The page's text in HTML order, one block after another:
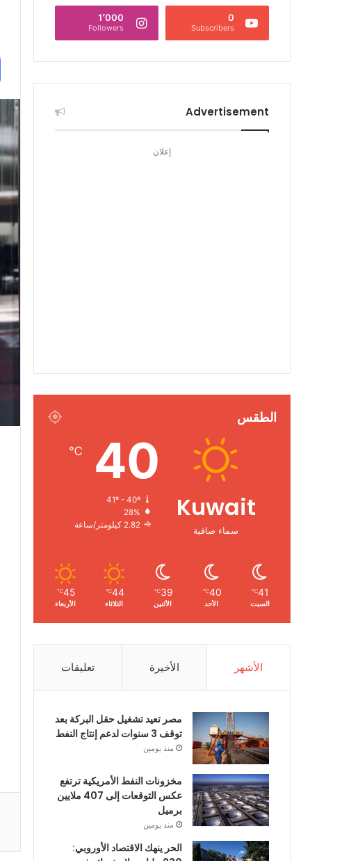
0
Subscribers
1٬000
Followers
Advertisement
إعلان
الطقس
Kuwait
سماء صافية
40
℃
41º - 40º
28%
2.82 كيلومتر/ساعة
41
℃
السبت
40
℃
الأحد
39
℃
الأثنين
44
℃
الثلاثاء
45
℃
الأربعاء
الأشهر الأخيرة تعليقات
مصر تعيد تشغيل حقل البركة بعد
توقف 3 سنوات لدعم إنتاج النفط
منذ يومين
مخزونات النفط الأمريكية ترتفع
عكس التوقعات إلى 407 ملايين
برميل
منذ يومين
الحر ينهك الاقتصاد الأوروبي: